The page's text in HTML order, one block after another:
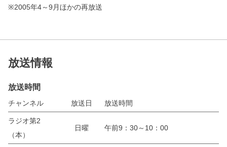
※2005年4～9月ほかの再放送
放送情報
放送時間
チャンネル 放送日 放送時間
ラジオ第2
（本）
日曜 午前9：30～10：00